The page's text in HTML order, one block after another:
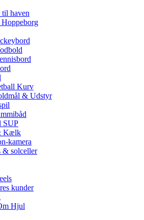
haven
Kurv
& Udstyr
SUP
Kælk
kamera
& solceller
kunder
Hjul